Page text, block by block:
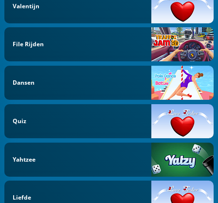
Valentijn
File Rijden
Dansen
Quiz
Yahtzee
Liefde